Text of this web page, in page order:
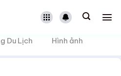
Du Lịch Hình ảnh